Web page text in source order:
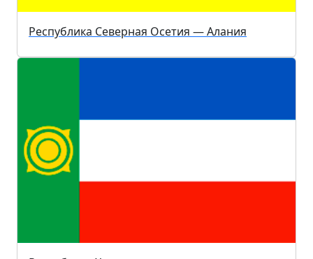
Республика Северная Осетия — Алания